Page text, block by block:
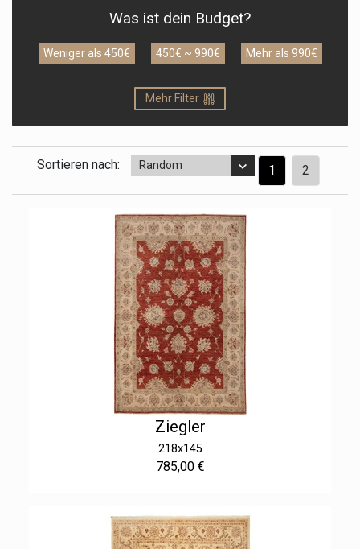
Was ist dein Budget?
Weniger als 450€ 450€ ~ 990€ Mehr als 990€
Mehr Filter
Sortieren nach: Random 1 2
Ziegler
218x145
785,00 €